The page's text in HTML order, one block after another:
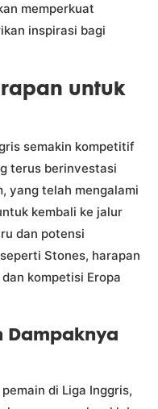
memperkuat
inspirasi bagi
untuk
semakin kompetitif
terus berinvestasi
yang telah mengalami
kembali ke jalur
dan potensi
Stones, harapan
kompetisi Eropa
Dampaknya
di Liga Inggris,